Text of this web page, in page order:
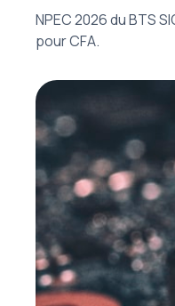
NPEC 2026 du BTS
pour CFA.